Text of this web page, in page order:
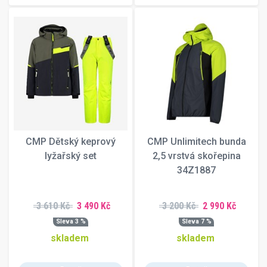
132 cm
135 cm
138 cm
139 cm
140 cm
141 cm
144 cm
145 cm
149 cm
149W cm
150 cm
CMP Dětský keprový
lyžařský set
3 610 Kč 3 490 Kč
Sleva 3 %
skladem
CMP Unlimitech bunda
2,5 vrstvá skořepina
34Z1887
3 200 Kč 2 990 Kč
Sleva 7 %
skladem